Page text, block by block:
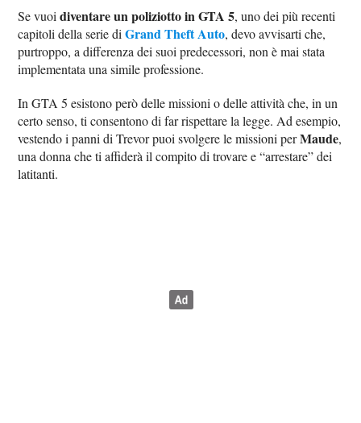
Se vuoidiventare un poliziotto in GTA 5, uno dei più recenti
capitoli della serie diGrand Theft Auto, devo avvisarti che,
purtroppo, a differenza dei suoi predecessori, non è mai stata
implementata una simile professione.
In GTA 5 esistono però delle missioni o delle attività che, in un
certo senso, ti consentono di far rispettare la legge. Ad esempio,
vestendo i panni di Trevor puoi svolgere le missioni perMaude,
una donna che ti affiderà il compito di trovare e “arrestare” dei
latitanti.